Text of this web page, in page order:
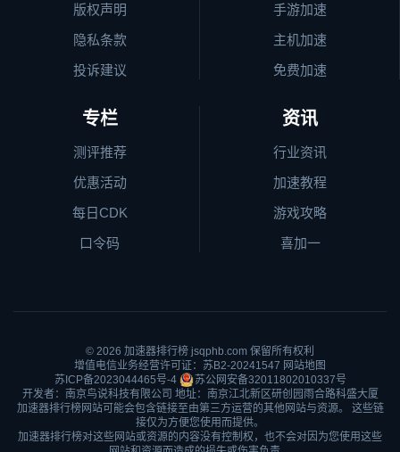
版权声明
隐私条款
投诉建议
手游加速
主机加速
免费加速
专栏
测评推荐
优惠活动
每日CDK
口令码
资讯
行业资讯
加速教程
游戏攻略
喜加一
© 2026 加速器排行榜 jsqphb.com 保留所有权利
增值电信业务经营许可证：苏B2-20241547 网站地图
苏ICP备2023044465号-4
苏公网安备32011802010337号
开发者：南京鸟说科技有限公司 地址：南京江北新区研创园雨合路科盛大厦
加速器排行榜网站可能会包含链接至由第三方运营的其他网站与资源。 这些链
接仅为方便您使用而提供。
加速器排行榜对这些网站或资源的内容没有控制权，也不会对因为您使用这些